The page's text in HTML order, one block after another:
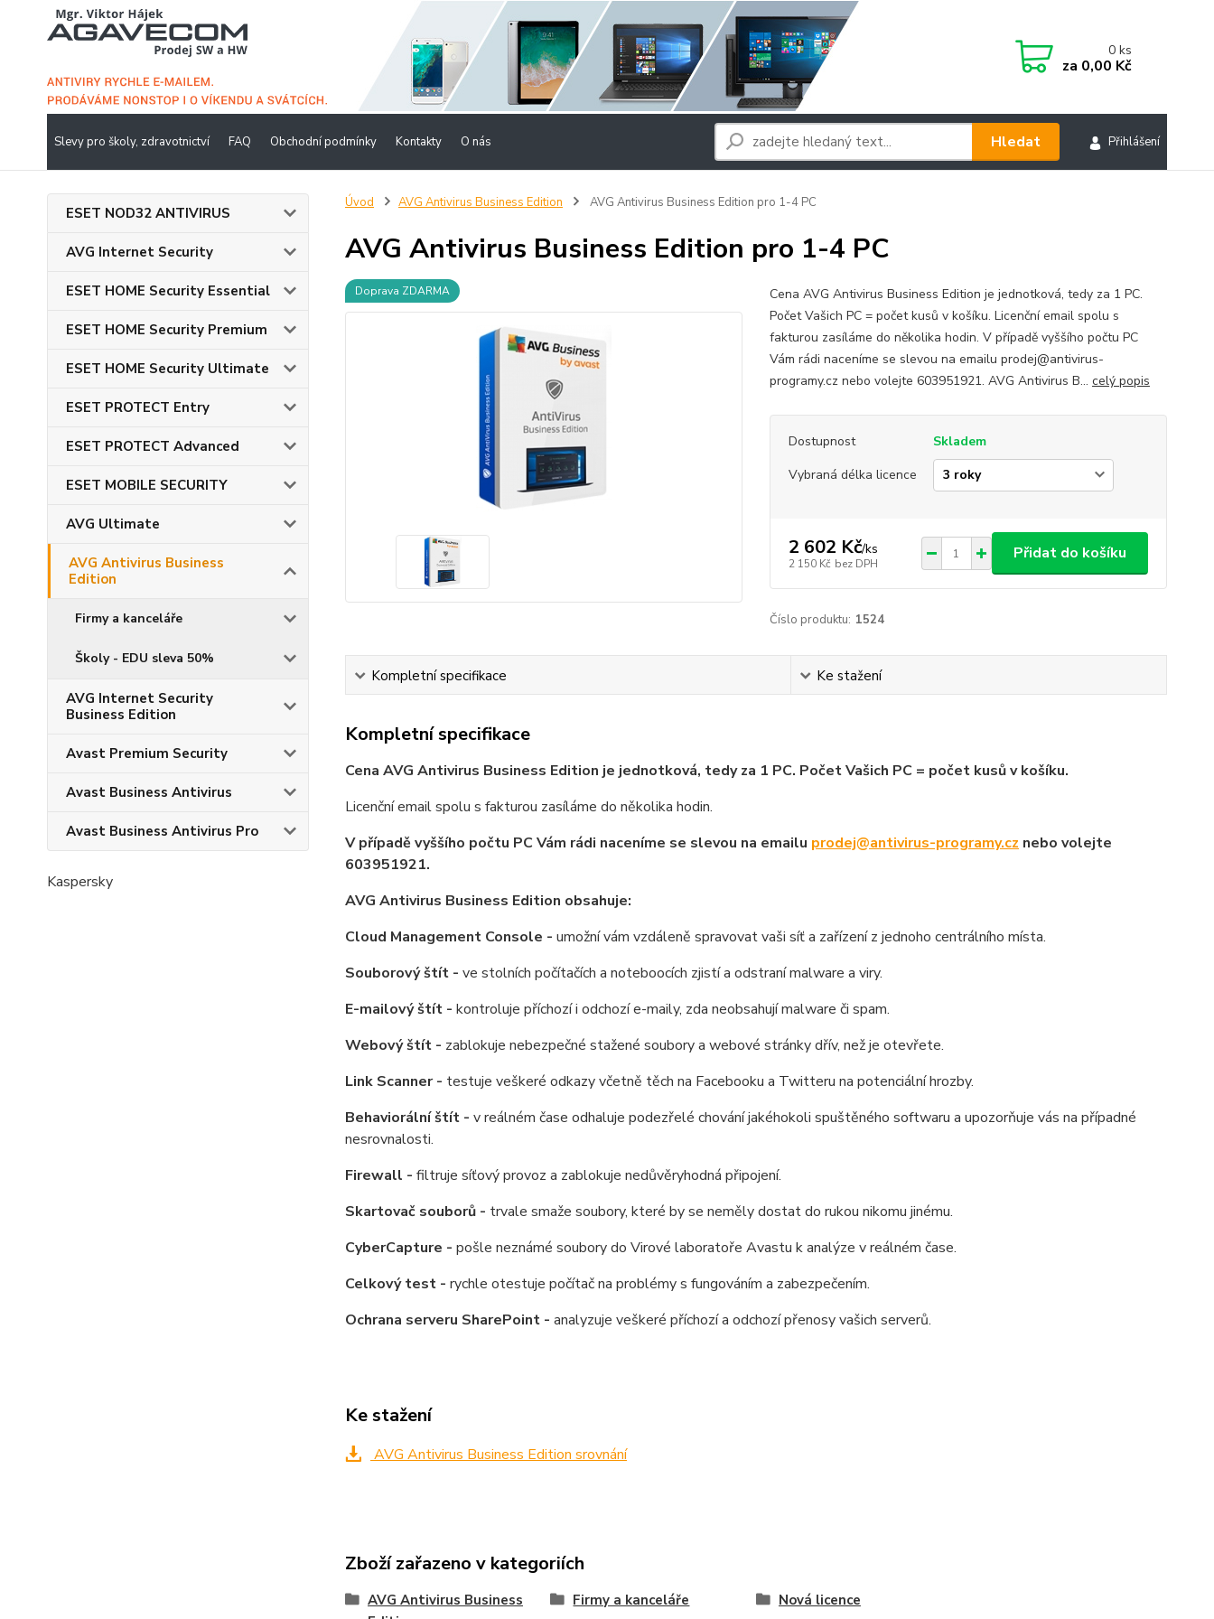
Slevy pro školy, zdravotnictví FAQ Obchodní podmínky Kontakty O nás Přihlášení
Hledat
0ks
za 0,00 Kč
ESET NOD32 ANTIVIRUS
AVG Internet Security
ESET HOME Security Essential
ESET HOME Security Premium
ESET HOME Security Ultimate
ESET PROTECT Entry
ESET PROTECT Advanced
ESET MOBILE SECURITY
AVG Ultimate
AVG Antivirus Business
Edition
Firmy a kanceláře
Školy - EDU sleva 50%
AVG Internet Security
Business Edition
Avast Premium Security
Avast Business Antivirus
Avast Business Antivirus Pro
Kaspersky
Úvod AVG Antivirus Business Edition AVG Antivirus Business Edition pro 1-4 PC
AVG Antivirus Business Edition pro 1-4 PC
Doprava ZDARMA
Cena AVG Antivirus Business Edition je jednotková, tedy za 1 PC.
Počet Vašich PC = počet kusů v košíku. Licenční email spolu s
fakturou zasíláme do několika hodin. V případě vyššího počtu PC
Vám rádi naceníme se slevou na emailu prodej@antivirus-
programy.cz nebo volejte 603951921. AVG Antivirus B... celý popis
Dostupnost
Skladem
Vybraná délka licence
2 602 Kč/ks
2 150 Kč bez DPH
Přidat do košíku
Číslo produktu: 1524
Kompletní specifikace Ke stažení
Kompletní specifikace
Cena AVG Antivirus Business Edition je jednotková, tedy za 1 PC. Počet Vašich PC = počet kusů v košíku.
Licenční email spolu s fakturou zasíláme do několika hodin.
V případě vyššího počtu PC Vám rádi naceníme se slevou na emailu prodej@antivirus-programy.cz nebo volejte
603951921.
AVG Antivirus Business Edition obsahuje:
Cloud Management Console - umožní vám vzdáleně spravovat vaši síť a zařízení z jednoho centrálního místa.
Souborový štít - ve stolních počítačích a noteboocích zjistí a odstraní malware a viry.
E-mailový štít - kontroluje příchozí i odchozí e-maily, zda neobsahují malware či spam.
Webový štít - zablokuje nebezpečné stažené soubory a webové stránky dřív, než je otevřete.
Link Scanner - testuje veškeré odkazy včetně těch na Facebooku a Twitteru na potenciální hrozby.
Behaviorální štít - v reálném čase odhaluje podezřelé chování jakéhokoli spuštěného softwaru a upozorňuje vás na případné
nesrovnalosti.
Firewall - filtruje síťový provoz a zablokuje nedůvěryhodná připojení.
Skartovač souborů - trvale smaže soubory, které by se neměly dostat do rukou nikomu jinému.
CyberCapture - pošle neznámé soubory do Virové laboratoře Avastu k analýze v reálném čase.
Celkový test - rychle otestuje počítač na problémy s fungováním a zabezpečením.
Ochrana serveru SharePoint - analyzuje veškeré příchozí a odchozí přenosy vašich serverů.
Ke stažení
AVG Antivirus Business Edition srovnání
Zboží zařazeno v kategoriích
AVG Antivirus Business
Firmy a kanceláře Nová licence